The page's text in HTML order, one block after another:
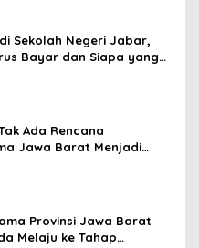
Sekolah Negeri Jabar,
Bayar dan Siapa yang
Ada Rencana
Jawa Barat Menjadi
Provinsi Jawa Barat
Melaju ke Tahap